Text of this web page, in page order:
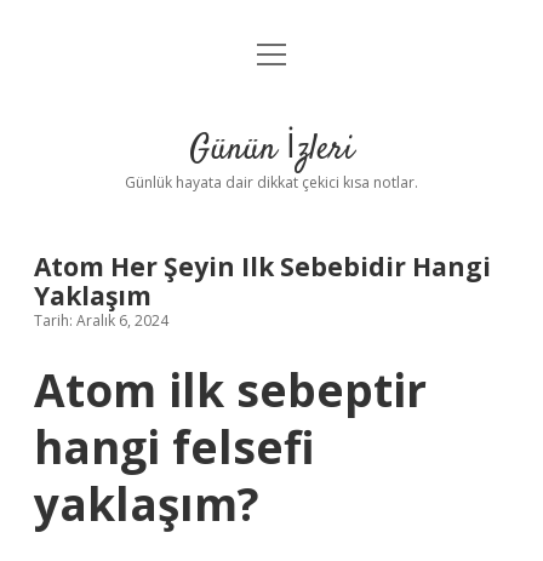
Anasayfa
Yasal Uyarı
menüyü
Günün İzleri
Günlük hayata dair dikkat çekici kısa notlar.
Atom Her Şeyin Ilk Sebebidir Hangi
Yaklaşım
Tarih: Aralık 6, 2024
Atom ilk sebeptir
hangi felsefi
yaklaşım?